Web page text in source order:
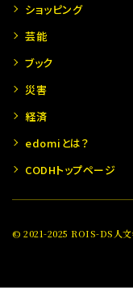
ショッピング
芸能
ブック
災害
経済
edomiとは？
CODHトップページ
© 2021-2025 ROIS-DS人